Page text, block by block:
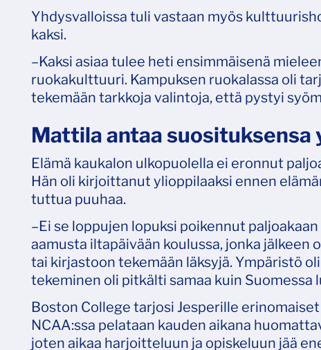
Yhdysvalloissa tuli vastaan myös
kaksi.
–Kaksi asiaa tulee heti ensimmäisenä
ruokakulttuuri. Kampuksen ruokalassa oli
tekemään tarkkoja valintoja, että pystyi
Mattila antaa
Elämä kaukalon ulkopuolella ei eronnut
Hän oli kirjoittanut ylioppilaaksi ennen
tuttua puuhaa.
–Ei se loppujen lopuksi poikennut
aamusta iltapäivään koulussa, jonka
tai kirjastoon tekemään läksyjä. Ympäristö
tekeminen oli pitkälti samaa kuin Suomessa
Boston College tarjosi Jesperille
NCAA:ssa pelataan kauden aikana
joten aikaa harjoitteluun ja opiskeluun jää